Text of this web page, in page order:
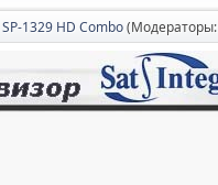
1329 HD Combo(Модераторы: